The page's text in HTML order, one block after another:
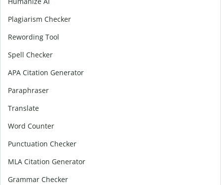
Plagiarism Checker
Rewording Tool
Spell Checker
APA Citation Generator
Paraphraser
Translate
Word Counter
Punctuation Checker
MLA Citation Generator
Grammar Checker